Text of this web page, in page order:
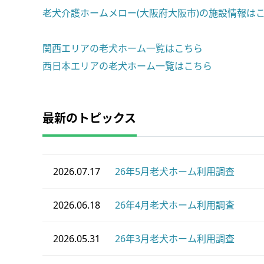
老犬介護ホームメロー(大阪府大阪市)の施設情報は
関西エリアの老犬ホーム一覧はこちら
西日本エリアの老犬ホーム一覧はこちら
最新のトピックス
2026.07.17 26年5月老犬ホーム利用調査
2026.06.18 26年4月老犬ホーム利用調査
2026.05.31 26年3月老犬ホーム利用調査